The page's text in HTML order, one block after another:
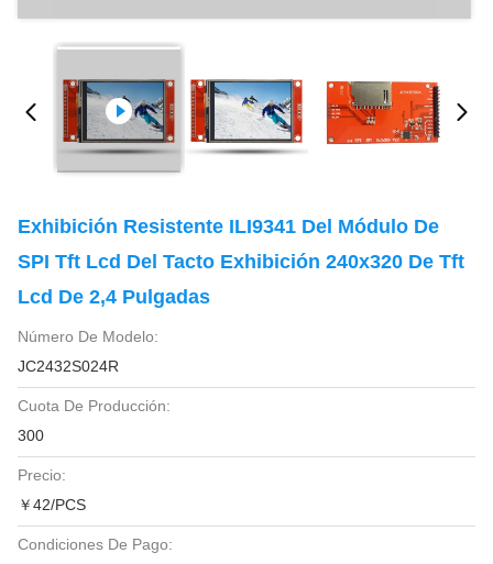
Exhibición Resistente ILI9341 Del Módulo De
SPI Tft Lcd Del Tacto Exhibición 240x320 De Tft
Lcd De 2,4 Pulgadas
Número De Modelo:
JC2432S024R
Cuota De Producción:
300
Precio:
￥42/PCS
Condiciones De Pago: